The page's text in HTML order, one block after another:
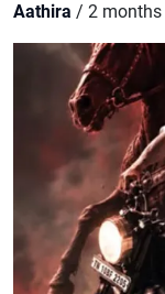
Aathira / 2 months